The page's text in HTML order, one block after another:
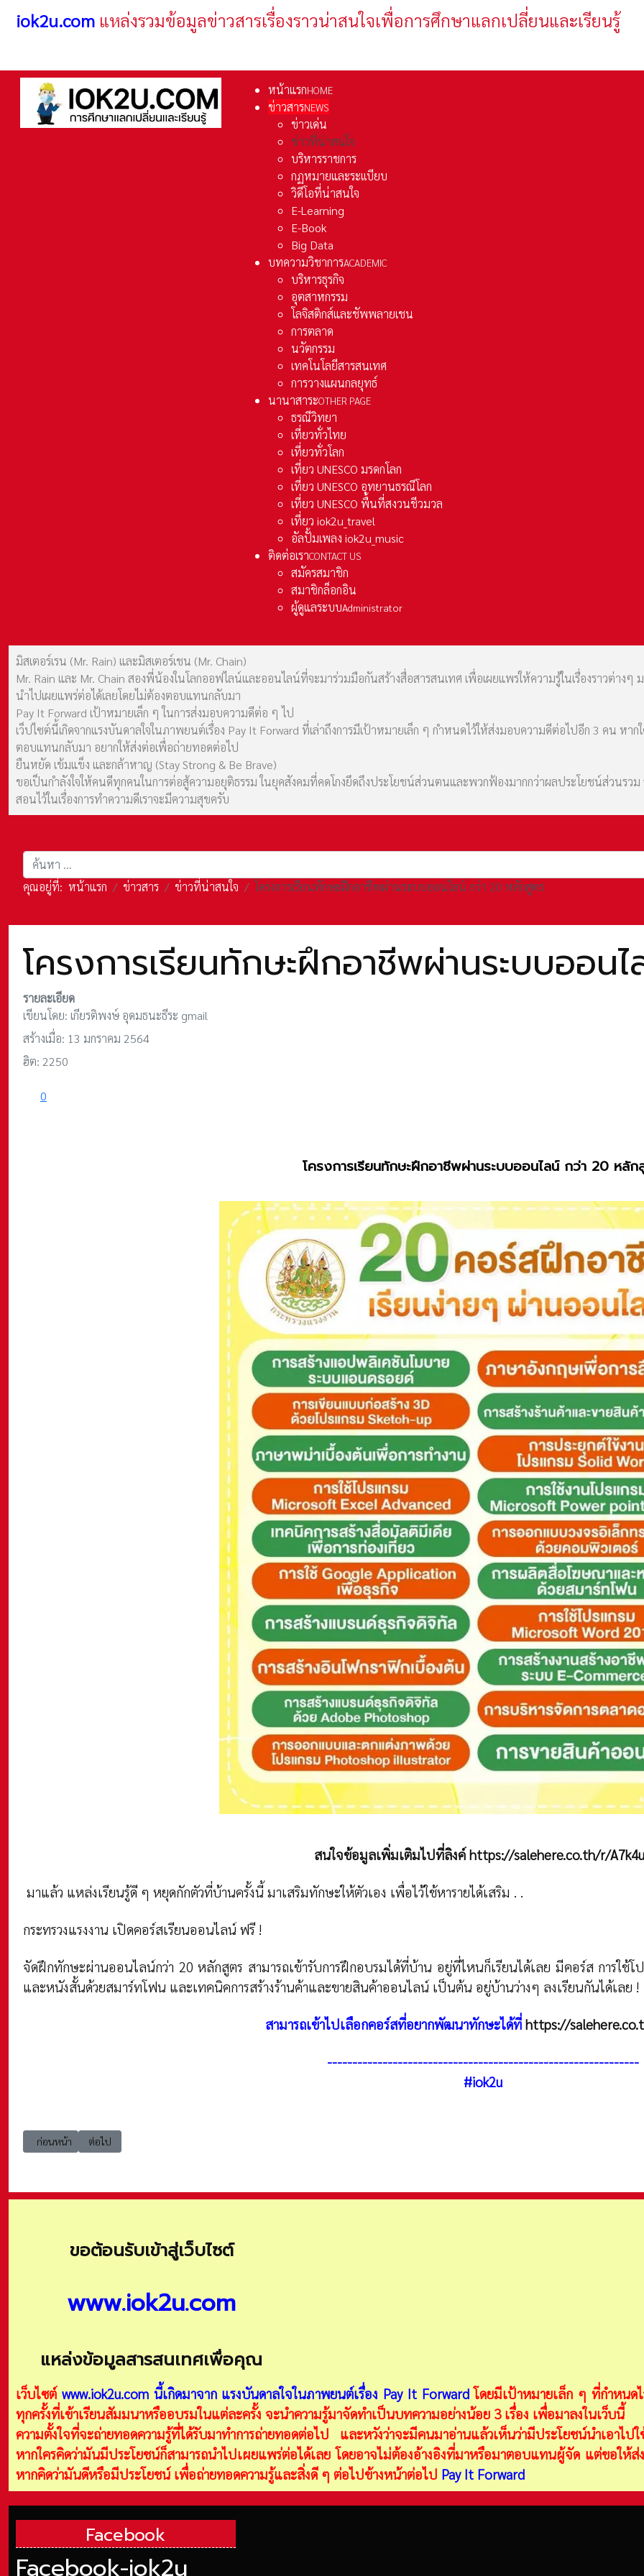
iok2u.com แหล่งรวมข้อมูลข่าวสารเรื่องราวน่าสนใจเพื่อการศึกษาแลกเปลี่ยนและเรียนรู้
หน้าแรกHOME
ข่าวสารNEWS
ข่าวเด่น
ข่าวที่น่าสนใจ
บริหารราชการ
กฏหมายและระเเบียบ
วิดีโอที่น่าสนใจ
E-Learning
E-Book
Big Data
บทความวิชาการACADEMIC
บริหารธุรกิจ
อุตสาหกรรม
โลจิสติกส์และชัพพลายเชน
การตลาด
นวัตกรรม
เทคโนโลยีสารสนเทศ
การวางแผนกลยุทธ์
นานาสาระOTHER PAGE
ธรณีวิทยา
เที่ยวทั่วไทย
เที่ยวทั่วโลก
เที่ยว UNESCO มรดกโลก
เที่ยว UNESCO อุทยานธรณีโลก
เที่ยว UNESCO พื้นที่สงวนชีวมวล
เที่ยว iok2u_travel
อัลปั้มเพลง iok2u_music
ติดต่อเราCONTACT US
สมัครสมาชิก
สมาชิกล็อกอิน
ผู้ดูแลระบบAdministrator
มิสเตอร์เรน (Mr. Rain) และมิสเตอร์เชน (Mr. Chain)
Mr. Rain และ Mr. Chain สองพี่น้องในโลกออฟไลน์และออนไลน์ที่จะมาร่วมมือกันสร้างสื่อสารสนเทศ เพื่อเผยแพร่ให้ความรู้ในเรื่องราวต่างๆ
นำไปเผยแพร่ต่อได้เลยโดยไม่ต้องตอบแทนกลับมา
Pay It Forward เป้าหมายเล็ก ๆ ในการส่งมอบความดีต่อ ๆ ไป
เว็ปไซต์นี้เกิดจากแรงบันดาลใจในภาพยนต์เรื่อง Pay It Forward ที่เล่าถึงการมีเป้าหมายเล็ก ๆ กำหนดไว้ให้ส่งมอบความดีต่อไปอีก 3 คน หา
ตอบแทนกลับมา อยากให้ส่งต่อเพื่อถ่ายทอดต่อไป
ยืนหยัด เข้มแข็ง และกล้าหาญ (Stay Strong & Be Brave)
ขอเป็นกำลังใจให้คนดีทุกคนในการต่อสู้ความอยุติธรรม ในยุคสังคมที่คดโกงยึดถึงประโยชน์ส่วนตนและพวกฟ้องมากกว่าผลประโยชน์ส่วนร
สอนไว้ในเรื่องการทำความดีเราจะมีความสุขครับ
การค้นหา
คุณอยู่ที่: หน้าแรก ข่าวสาร ข่าวที่น่าสนใจ โครงการเรียนทักษะฝึกอาชีพผ่านระบบออนไลน์ กว่า 20 หลักสูตร
โครงการเรียนทักษะฝึกอาชีพผ่านระบบออ
รายละเอียด
เขียนโดย: เกียรติพงษ์ อุดมธนะธีระ gmail
สร้างเมื่อ: 13 มกราคม 2564
ฮิต: 2250
0
โครงการเรียนทักษะฝึกอาชีพผ่านระบบออนไลน์ กว่า 20 หลั
สนใจข้อมูลเพิ่มเติมไปที่ลิงค์ https://salehere.co.th/r/
มาแล้ว แหล่งเรียนรู้ดี ๆ หยุดกักตัวที่บ้านครั้งนี้ มาเสริมทักษะให้ตัวเอง เพื่อไว้ใช้หารายได้เสริม . .
กระทรวงแรงงาน เปิดคอร์สเรียนออนไลน์ ฟรี !
จัดฝึกทักษะผ่านออนไลน์กว่า 20 หลักสูตร สามารถเข้ารับการฝึกอบรมได้ที่บ้าน อยู่ที่ไหนก็เรียนได้เลย มีคอร์ส การใ
และหนังสั้นด้วยสมาร์ทโฟน และเทคนิคการสร้างร้านค้าและขายสินค้าออนไลน์ เป็นต้น อยู่บ้านว่างๆ ลงเรียนกันได้เลย !
สามารถเข้าไปเลือกคอร์สที่อยากพัฒนาทักษะได้ที่ https://
--------------------------------------------------------------
#iok2u
เนื้อหาก่อนหน้า: IT โครงการเรียนทักษะดิจิทัล ฟรี จาก Microsoft มีหลักสูตรภาษาไทยด้วย
ก่อนหน้า เนื้อหาถัดไป: แหล่งความรู้ในยุคกักตัวอยู่บ้าน
ต่อไป
ขอต้อนรับเข้าสู่เว็บไซต์
www.iok2u.com
แหล่งข้อมูลสารสนเทศเพื่อคุณ
เว็บไซต์ www.iok2u.comนี้เกิดมาจาก แรงบันดาลใจในภาพยนต์เรื่อง Pay It Forwardโดยมีเป้าหมายเล็ก ๆ ที่กำหนดไ
ทุกครั้งที่เข้าเรียนสัมมนาหรืออบรมในแต่ละครั้ง จะนำความรู้มาจัดทำเป็นบทความอย่างน้อย 3 เรื่อง เพื่อมาลงในเว็บนี้
ความตั้งใจที่จะถ่ายทอดความรู้ที่ได้รับมาทำการถ่ายทอดต่อไป และหวังว่าจะมีคนมาอ่านแล้วเห็นว่ามีประโยชน์นำเอาไปใ
หากใครคิดว่ามันมีประโยชน์ก็สามารถนำไปเผยแพร่ต่อได้เลย โดยอาจไม่ต้องอ้างอิงที่มาหรือมาตอบแทนผู้จัด แต่ขอให้ส่
หากคิดว่ามันดีหรือมีประโยชน์ เพื่อถ่ายทอดความรู้และสิ่งดี ๆ ต่อไปข้างหน้าต่อไป Pay It Forward
Facebook
Facebook-iok2u